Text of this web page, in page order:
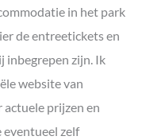
in het park
de entreetickets en
inbegrepen zijn. Ik
website van
prijzen en
eventueel zelf